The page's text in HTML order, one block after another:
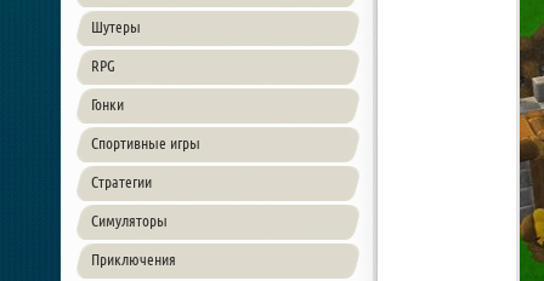
Шутеры
RPG
Гонки
Спортивные игры
Стратегии
Симуляторы
Приключения